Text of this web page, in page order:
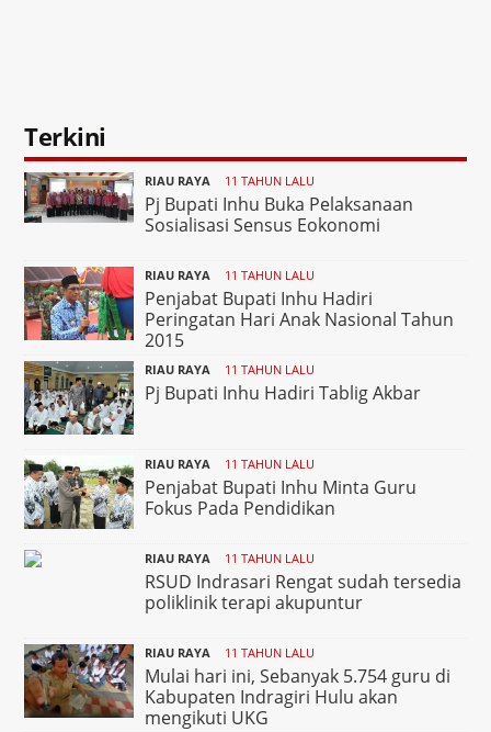
Terkini
RIAU RAYA 11 TAHUN LALU
Pj Bupati Inhu Buka Pelaksanaan
Sosialisasi Sensus Eokonomi
RIAU RAYA 11 TAHUN LALU
Penjabat Bupati Inhu Hadiri
Peringatan Hari Anak Nasional Tahun
2015
RIAU RAYA 11 TAHUN LALU
Pj Bupati Inhu Hadiri Tablig Akbar
RIAU RAYA 11 TAHUN LALU
Penjabat Bupati Inhu Minta Guru
Fokus Pada Pendidikan
RIAU RAYA 11 TAHUN LALU
RSUD Indrasari Rengat sudah tersedia
poliklinik terapi akupuntur
RIAU RAYA 11 TAHUN LALU
Mulai hari ini, Sebanyak 5.754 guru di
Kabupaten Indragiri Hulu akan
mengikuti UKG